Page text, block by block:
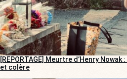
[REPORTAGE] Meurtre d’Henry
et colère